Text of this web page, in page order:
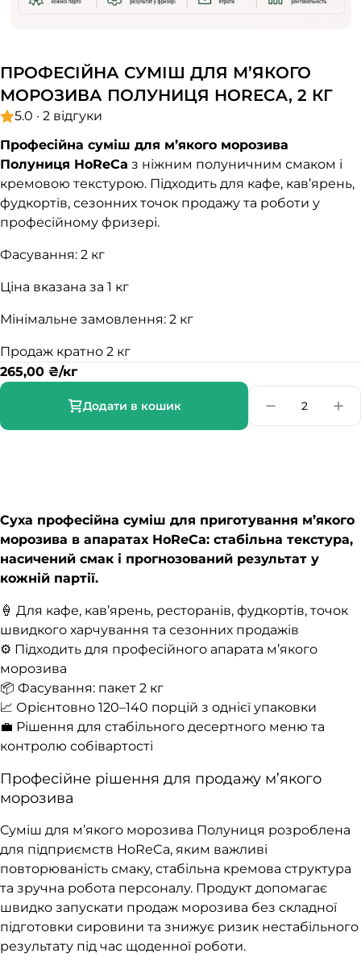
ПРОФЕСІЙНА СУМІШ ДЛЯ М’ЯКОГО
МОРОЗИВА ПОЛУНИЦЯ HORECA, 2 КГ
5.0 · 2 відгуки
Професійна суміш для м’якого морозива
Полуниця HoReCa з ніжним полуничним смаком і
кремовою текстурою. Підходить для кафе, кав’ярень,
фудкортів, сезонних точок продажу та роботи у
професійному фризері.
Фасування: 2 кг
Ціна вказана за 1 кг
Мінімальне замовлення: 2 кг
Продаж кратно 2 кг
265,00 ₴/кг
Додати в кошик
Суха професійна суміш для приготування м’якого
морозива в апаратах HoReCa: стабільна текстура,
насичений смак і прогнозований результат у
кожній партії.
🍦 Для кафе, кав’ярень, ресторанів, фудкортів, точок
швидкого харчування та сезонних продажів
⚙️ Підходить для професійного апарата м’якого
морозива
📦 Фасування: пакет 2 кг
📈 Орієнтовно 120–140 порцій з однієї упаковки
💼 Рішення для стабільного десертного меню та
контролю собівартості
Професійне рішення для продажу м’якого
морозива
Суміш для м’якого морозива Полуниця розроблена
для підприємств HoReCa, яким важливі
повторюваність смаку, стабільна кремова структура
та зручна робота персоналу. Продукт допомагає
швидко запускати продаж морозива без складної
підготовки сировини та знижує ризик нестабільного
результату під час щоденної роботи.